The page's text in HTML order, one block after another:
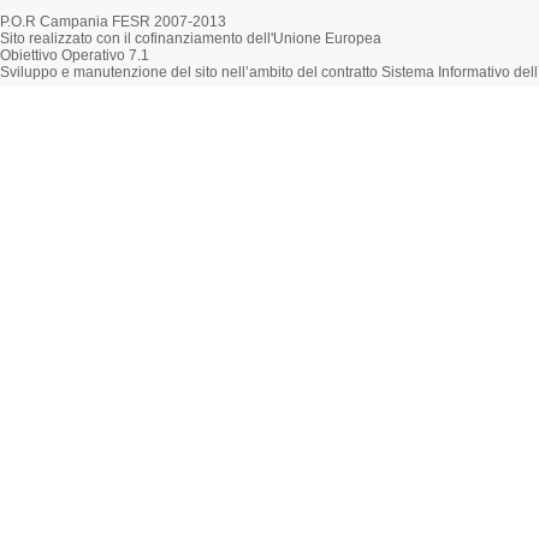
P.O.R Campania FESR 2007-2013
Sito realizzato con il cofinanziamento dell'Unione Europea
Obiettivo Operativo 7.1
Sviluppo e manutenzione del sito nell’ambito del contratto Sistema Informativo